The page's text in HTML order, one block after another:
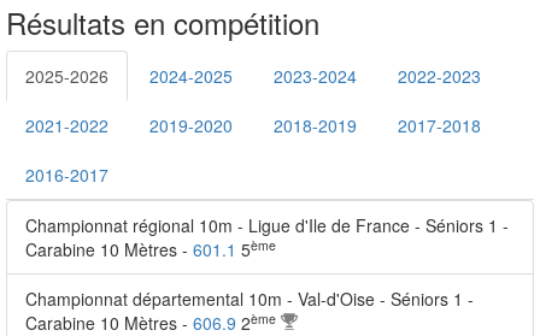
Résultats en compétition
2025-2026 2024-2025 2023-2024 2022-2023
2021-2022 2019-2020 2018-2019 2017-2018
2016-2017
Championnat régional 10m - Ligue d'Ile de France - Séniors 1 -
Carabine 10 Mètres - 601.1 5ème
Championnat départemental 10m - Val-d'Oise - Séniors 1 -
Carabine 10 Mètres - 606.9 2ème